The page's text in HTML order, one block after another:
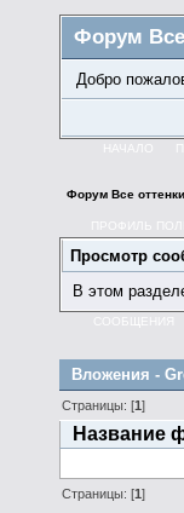
Форум
Добро
НАЧАЛО
Форум Все
ПРОФИЛЬ
Просмотр
В этом
СООБЩЕНИЯ
Вложения -
Страницы: [1]
Название
Страницы: [1]